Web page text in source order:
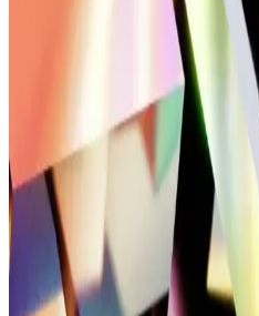
Erkekler için konforlu ve sık
tasarım ve kullanım alanlarına
günlük hareketleri destekler.
Siyah Tel Toka Modelleri
Kullanım Özellikleri
Siyah tel toka modelleri, dayanıklı
vermeden uyum sağlar. Günlük ve
çeşitli modellerle tarzınızı
Kadın Spor
Performans Kriterleri